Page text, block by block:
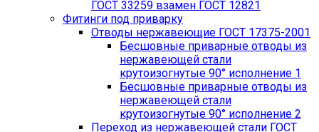
ГОСТ 33259 взамен ГОСТ 12821
Фитинги под приварку
Отводы нержавеющие ГОСТ 17375-2001
Бесшовные приварные отводы из
нержавеющей стали
крутоизогнутые 90° исполнение 1
Бесшовные приварные отводы из
нержавеющей стали
крутоизогнутые 90° исполнение 2
Переход из нержавеющей стали ГОСТ